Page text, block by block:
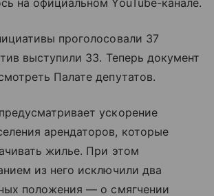
на официальном YouTube-канале.
проголосовали 37
выступили 33. Теперь документ
Палате депутатов.
ускорение
арендаторов, которые
жилье. При этом
из него исключили два
положения — о смягчении